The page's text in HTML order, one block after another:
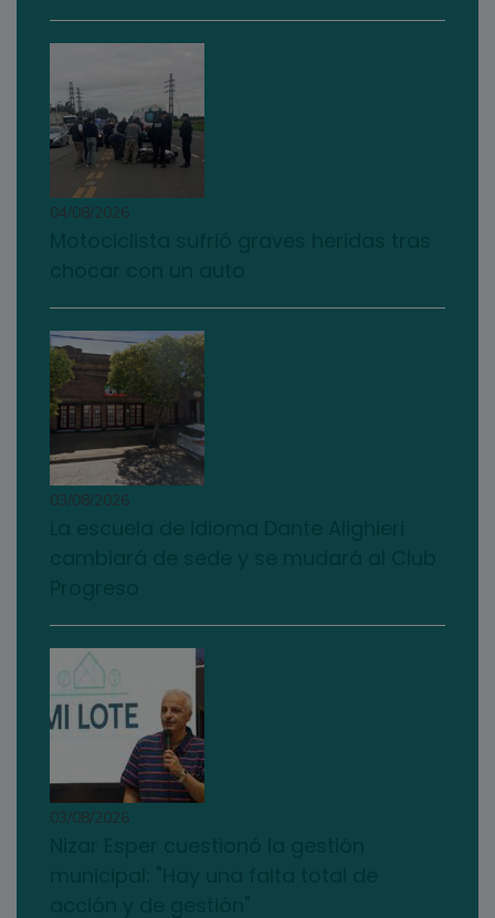
04/08/2026
03/08/2026
03/08/2026